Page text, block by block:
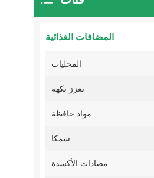
المضافات الغذائية
المحليات
تعزز نكهة
مواد حافظة
سمكا
مضادات الأكسدة